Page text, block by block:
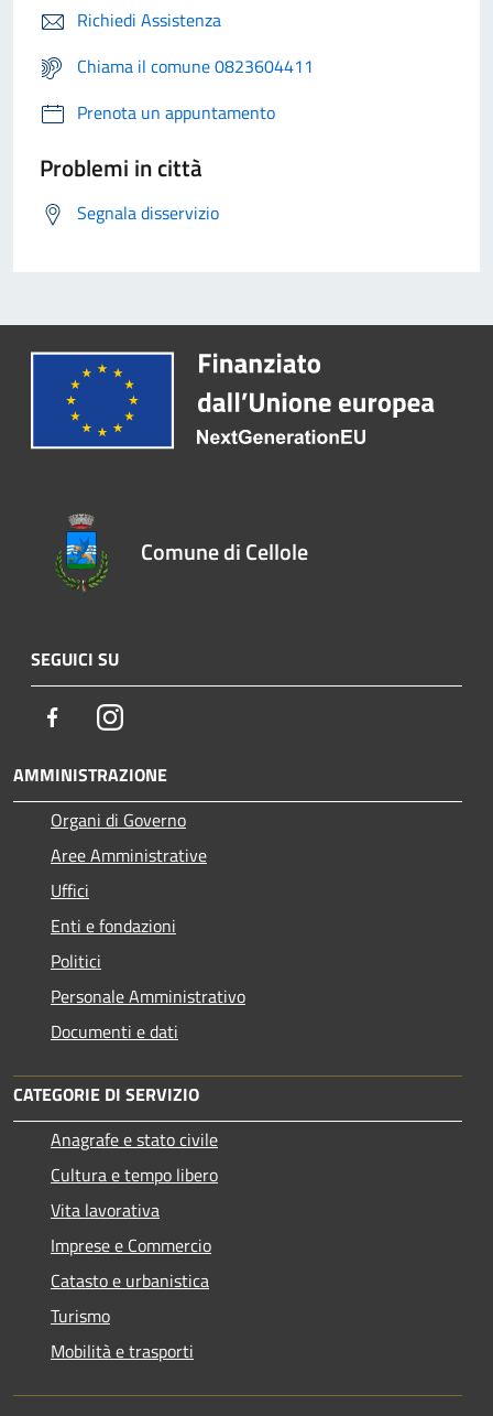
Richiedi Assistenza
Chiama il comune 0823604411
Prenota un appuntamento
Problemi in città
Segnala disservizio
Comune di Cellole
SEGUICI SU
FacebookInstagram
AMMINISTRAZIONE
Organi di Governo
Aree Amministrative
Uffici
Enti e fondazioni
Politici
Personale Amministrativo
Documenti e dati
CATEGORIE DI SERVIZIO
Anagrafe e stato civile
Cultura e tempo libero
Vita lavorativa
Imprese e Commercio
Catasto e urbanistica
Turismo
Mobilità e trasporti